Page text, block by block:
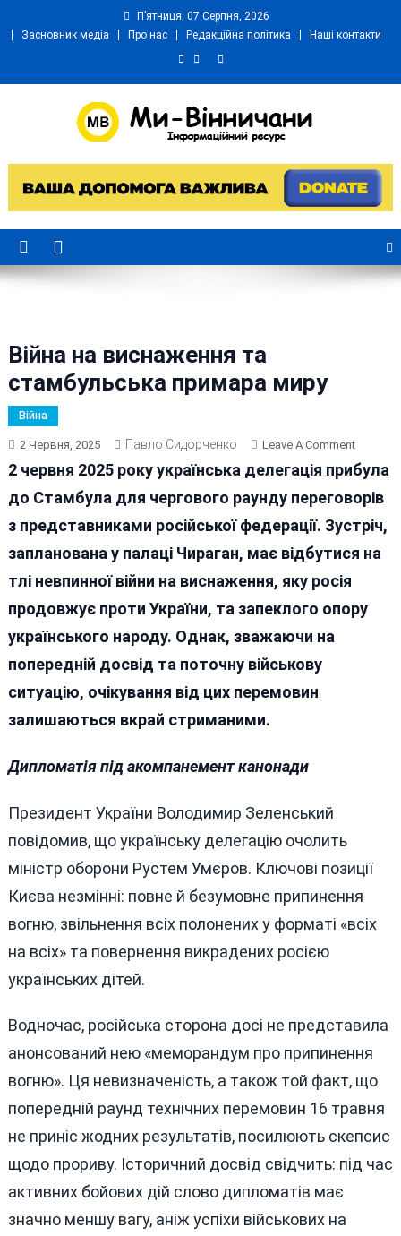
П’ятниця, 07 Серпня, 2026
Засновник медіа
Про нас Редакційна політика Наші контакти
Ми Вінничани
Війна на виснаження та
стамбульська примара миру
Війна
2 Червня, 2025 Павло Сидорченко Leave A CommentOn
Війна
Та
2 червня 2025 року українська делегація прибула
до Стамбула для чергового раунду переговорів
з представниками російської федерації. Зустріч,
запланована у палаці Чираган, має відбутися на
тлі невпинної війни на виснаження, яку росія
продовжує проти України, та запеклого опору
українського народу. Однак, зважаючи на
попередній досвід та поточну військову
ситуацію, очікування від цих перемовин
залишаються вкрай стриманими.
Дипломатія під акомпанемент канонади
Президент України Володимир Зеленський
повідомив, що українську делегацію очолить
міністр оборони Рустем Умєров. Ключові позиції
Києва незмінні: повне й безумовне припинення
вогню, звільнення всіх полонених у форматі «всіх
на всіх» та повернення викрадених росією
українських дітей.
Водночас, російська сторона досі не представила
анонсований нею «меморандум про припинення
вогню». Ця невизначеність, а також той факт, що
попередній раунд технічних перемовин 16 травня
не приніс жодних результатів, посилюють скепсис
щодо прориву. Історичний досвід свідчить: під час
активних бойових дій слово дипломатів має
значно меншу вагу, аніж успіхи військових на